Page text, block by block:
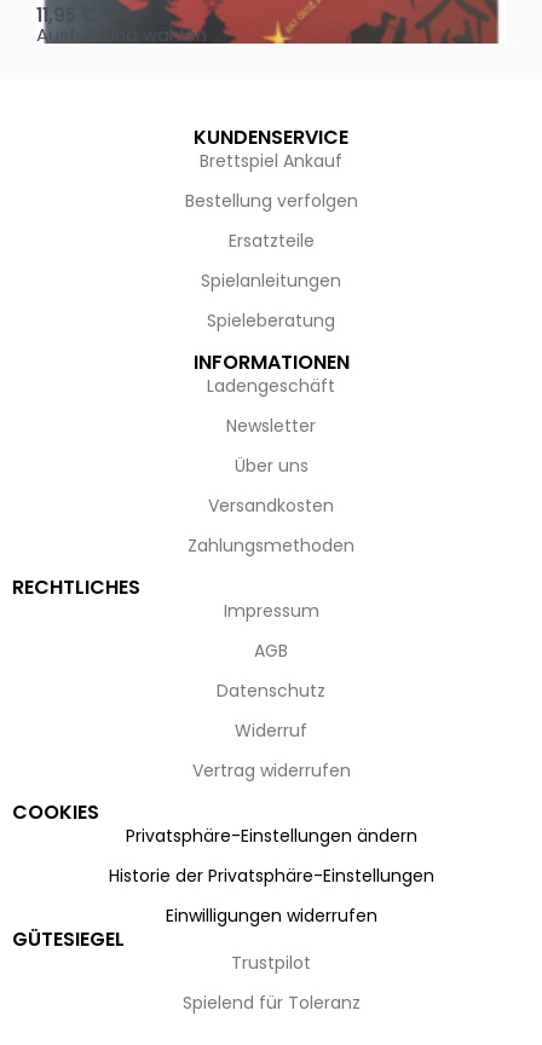
11,95
Ausführung wählen
KUNDENSERVICE
Brettspiel Ankauf
Bestellung verfolgen
Ersatzteile
Spielanleitungen
Spieleberatung
INFORMATIONEN
Ladengeschäft
Newsletter
Über uns
Versandkosten
Zahlungsmethoden
RECHTLICHES
Impressum
AGB
Datenschutz
Widerruf
Vertrag widerrufen
COOKIES
Privatsphäre-Einstellungen ändern
Historie der Privatsphäre-Einstellungen
Einwilligungen widerrufen
GÜTESIEGEL
Trustpilot
Spielend für Toleranz